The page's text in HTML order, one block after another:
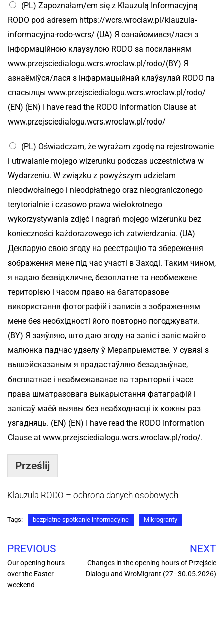
-
m
a
i
l
(PL) Zapoznałam/em się z Klauzulą Informacyjną
RODO pod adresem https://wcrs.wroclaw.pl/klauzula-
informacyjna-rodo-wcrs/ (UA) Я ознайомився/лася з
інформаційною клаузулою RODO за посиланням
www.przejsciedialogu.wcrs.wroclaw.pl/rodo/(BY) Я
азнаёміўся/лася з інфармацыйнай клаўзулай RODO па
спасылцы www.przejsciedialogu.wcrs.wroclaw.pl/rodo/
(EN) (EN) I have read the RODO Information Clause at
www.przejsciedialogu.wcrs.wroclaw.pl/rodo/
(PL) Oświadczam, że wyrażam zgodę na rejestrowanie
i utrwalanie mojego wizerunku podczas uczestnictwa w
Wydarzeniu. W związku z powyższym udzielam
nieodwołalnego i nieodpłatnego oraz nieograniczonego
terytorialnie i czasowo prawa wielokrotnego
wykorzystywania zdjęć i nagrań mojego wizerunku bez
konieczności każdorazowego ich zatwierdzania. (UA)
Декларую свою згоду на реєстрацію та збереження
зображення мене під час участі в Заході. Таким чином,
я надаю безвідкличне, безоплатне та необмежене
територією і часом право на багаторазове
використання фотографій і записів з зображенням
мене без необхідності його повторно погоджувати.
(BY) Я заяўляю, што даю згоду на запіс і запіс майго
малюнка падчас удзелу ў Мерапрыемстве. У сувязі з
вышэйсказаным я прадастаўляю безадзыўнае,
бясплатнае і неабмежаванае па тэрыторыі і часе
права шматразовага выкарыстання фатаграфій і
запісаў маёй выявы без неабходнасці іх кожны раз
узгадняць. (EN) (EN) I have read the RODO Information
Clause at www.przejsciedialogu.wcrs.wroclaw.pl/rodo/.
Prześlij
Klauzula RODO – ochrona danych osobowych
Tags: bezpłatne spotkanie informacyjne Mikrogranty
PREVIOUS
Our opening hours
over the Easter
weekend
NEXT
Changes in the opening hours of Przejście
Dialogu and WroMigrant (27–30.05.2026)